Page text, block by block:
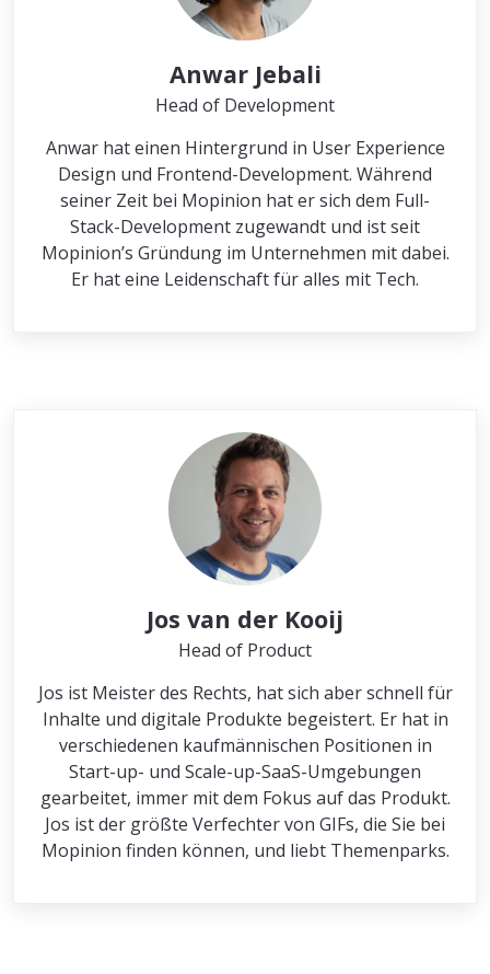
Anwar Jebali
Head of Development
Anwar hat einen Hintergrund in User Experience
Design und Frontend-Development. Während
seiner Zeit bei Mopinion hat er sich dem Full-
Stack-Development zugewandt und ist seit
Mopinion’s Gründung im Unternehmen mit dabei.
Er hat eine Leidenschaft für alles mit Tech.
Jos van der Kooij
Head of Product
Jos ist Meister des Rechts, hat sich aber schnell für
Inhalte und digitale Produkte begeistert. Er hat in
verschiedenen kaufmännischen Positionen in
Start-up- und Scale-up-SaaS-Umgebungen
gearbeitet, immer mit dem Fokus auf das Produkt.
Jos ist der größte Verfechter von GIFs, die Sie bei
Mopinion finden können, und liebt Themenparks.